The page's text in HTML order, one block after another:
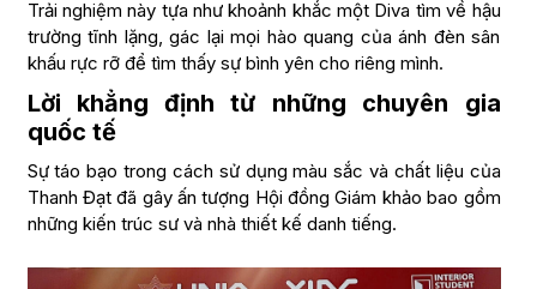
Trải nghiệm này tựa như khoảnh khắc một Diva tìm về hậu
trường tĩnh lặng, gác lại mọi hào quang của ánh đèn sân
khấu rực rỡ để tìm thấy sự bình yên cho riêng mình.
Lời khẳng định từ những chuyên gia
quốc tế
Sự táo bạo trong cách sử dụng màu sắc và chất liệu của
Thanh Đạt đã gây ấn tượng Hội đồng Giám khảo bao gồm
những kiến trúc sư và nhà thiết kế danh tiếng.